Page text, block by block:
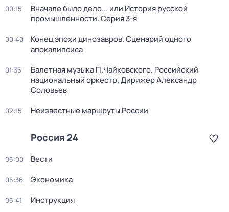
00:15
Вначале было дело... или История русской
промышленности. Серия 3-я
00:40
Конец эпохи динозавров. Сценарий одного
апокалипсиса
01:35
Балетная музыка П.Чайковского. Российский
национальный оркестр. Дирижер Александр
Соловьев
02:15 Неизвестные маршруты России
Россия 24
05:00 Вести
05:36 Экономика
05:41 Инструкция